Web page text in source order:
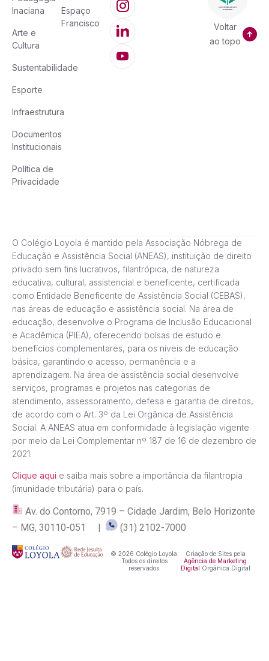
Inaciana
Arte e
Cultura
Sustentabilidade
Esporte
Infraestrutura
Documentos
Institucionais
Política de
Privacidade
Espaço
Francisco
Voltar
ao topo
O Colégio Loyola é mantido pela Associação Nóbrega de
Educação e Assistência Social (ANEAS), instituição de direito
privado sem fins lucrativos, filantrópica, de natureza
educativa, cultural, assistencial e beneficente, certificada
como Entidade Beneficente de Assistência Social (CEBAS),
nas áreas de educação e assistência social. Na área de
educação, desenvolve o Programa de Inclusão Educacional
e Acadêmica (PIEA), oferecendo bolsas de estudo e
benefícios complementares, para os níveis de educação
básica, garantindo o acesso, permanência e a
aprendizagem. Na área de assistência social desenvolve
serviços, programas e projetos nas categorias de
atendimento, assessoramento, defesa e garantia de direitos,
de acordo com o Art. 3º da Lei Orgânica de Assistência
Social. A ANEAS atua em conformidade à legislação vigente
por meio da Lei Complementar nº 187 de 16 de dezembro de
2021.
Clique aqui e saiba mais sobre a importância da filantropia
(imunidade tributária) para o país.
Av. do Contorno, 7919 – Cidade Jardim, Belo Horizonte
– MG, 30110-051 |
(31) 2102-7000
© 2026 Colégio Loyola.
Todos os direitos
reservados.
Criação de Sites pela
Agência de Marketing
Digital Orgânica Digital